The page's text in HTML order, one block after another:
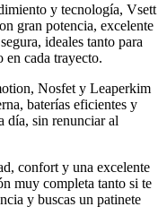
y tecnología, Vsett
gran potencia, excelente
ideales tanto para
cada trayecto.
Nosfet y Leaperkim
baterías eficientes y
día, sin renunciar al
confort y una excelente
muy completa tanto si te
y buscas un patinete